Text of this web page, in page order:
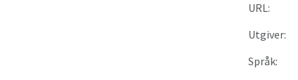
URL:
Utgiver:
Språk: